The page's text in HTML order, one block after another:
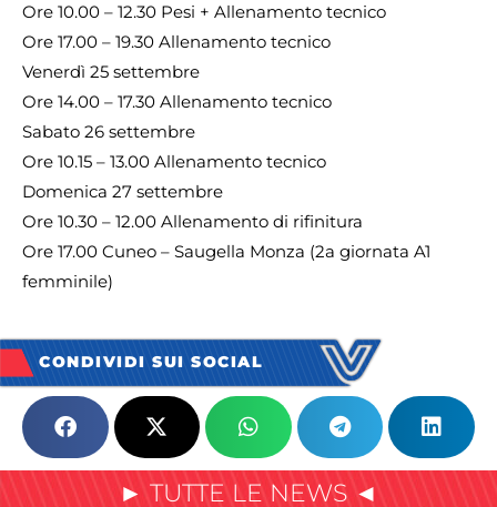
Ore 10.00 – 12.30 Pesi + Allenamento tecnico
Ore 17.00 – 19.30 Allenamento tecnico
Venerdì 25 settembre
Ore 14.00 – 17.30 Allenamento tecnico
Sabato 26 settembre
Ore 10.15 – 13.00 Allenamento tecnico
Domenica 27 settembre
Ore 10.30 – 12.00 Allenamento di rifinitura
Ore 17.00 Cuneo – Saugella Monza (2a giornata A1
femminile)
CONDIVIDI SUI SOCIAL
► TUTTE LE NEWS ◄